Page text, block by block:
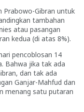
Prabowo-Gibran untuk
tambahan
atau pasangan
kedua (di atas 8%).
pencoblosan 14
Bahwa jika tak ada
dan tak ada
Ganjar-Mahfud dan
menang satu putaran